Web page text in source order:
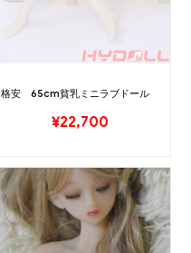
格安 65cm貧乳ミニラブドール
¥22,700